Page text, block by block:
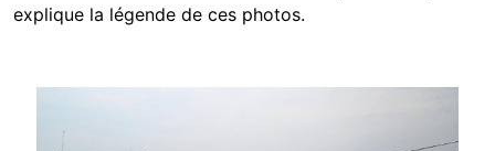
explique la légende de ces photos.